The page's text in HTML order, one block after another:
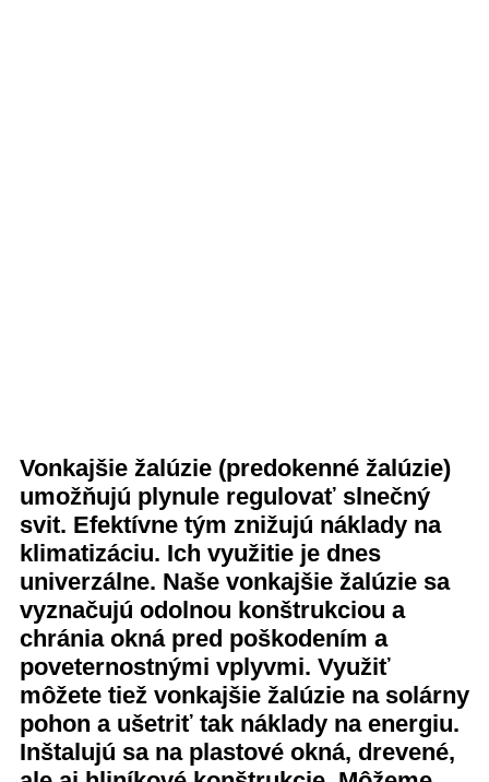
Vonkajšie žalúzie (predokenné žalúzie)
umožňujú plynule regulovať slnečný
svit. Efektívne tým znižujú náklady na
klimatizáciu. Ich využitie je dnes
univerzálne. Naše vonkajšie žalúzie sa
vyznačujú odolnou konštrukciou a
chránia okná pred poškodením a
poveternostnými vplyvmi. Využiť
môžete tiež vonkajšie žalúzie na solárny
pohon a ušetriť tak náklady na energiu.
Inštalujú sa na plastové okná, drevené,